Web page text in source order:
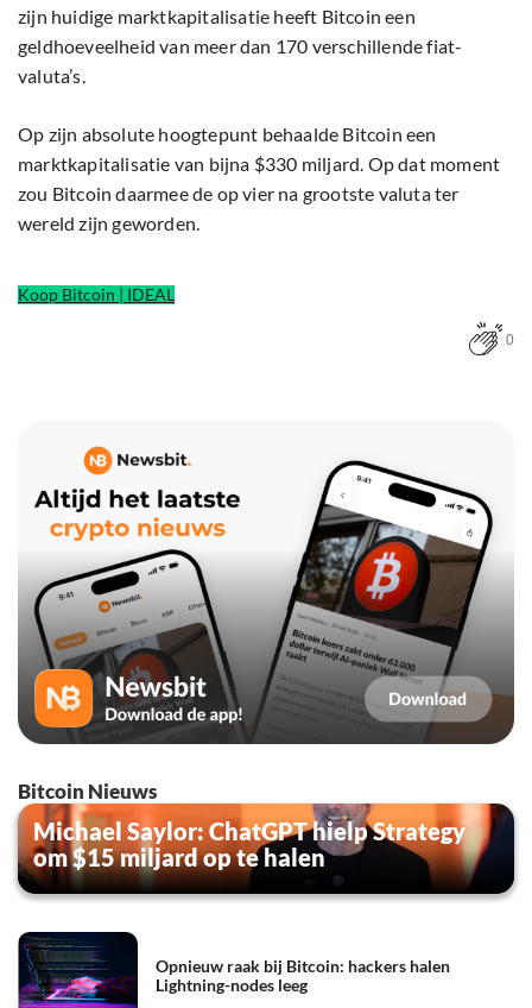
zijn huidige marktkapitalisatie heeft Bitcoin een
geldhoeveelheid van meer dan 170 verschillende fiat-
valuta’s.
Op zijn absolute hoogtepunt behaalde Bitcoin een
marktkapitalisatie van bijna $330 miljard. Op dat moment
zou Bitcoin daarmee de op vier na grootste valuta ter
wereld zijn geworden.
Koop Bitcoin | IDEAL
0
Bitcoin Nieuws
Michael Saylor: ChatGPT hielp Strategy
om $15 miljard op te halen
Opnieuw raak bij Bitcoin: hackers halen
Lightning-nodes leeg